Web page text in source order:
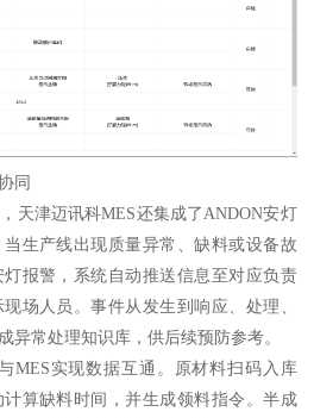
同
天津迈讯科MES还集成了ANDON安灯
生产线出现质量异常、缺料或设备故
报警，系统自动推送信息至对应负责
场人员。事件从发生到响应、处理、
异常处理知识库，供后续预防参考。
MES实现数据互通。原材料扫码入库
算缺料时间，并生成领料指令。半成